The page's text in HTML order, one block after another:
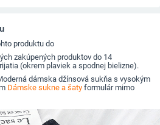
produktu do
zakúpených produktov do 14
(okrem plaviek a spodnej bielizne).
dámska džínsová sukňa s vysokým
Dámske sukne a šaty formulár mimo